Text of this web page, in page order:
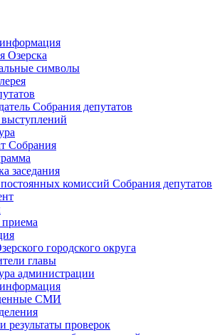
Озерска
символы
Собрания депутатов
Собрания
заседания
комиссий Собрания депутатов
городского округа
главы
администрации
СМИ
результаты проверок